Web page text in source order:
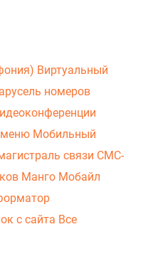
Виртуальный
номеров
меню Мобильный
связи СМС-
Манго Мобайл
с сайта Все